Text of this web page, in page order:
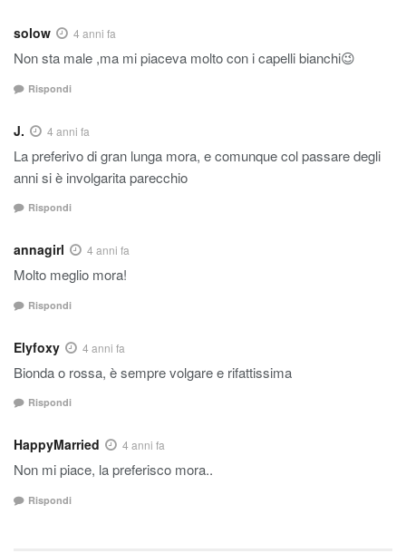
solow 4 anni fa
Non sta male ,ma mi piaceva molto con i capelli bianchi😉
Rispondi
J. 4 anni fa
La preferivo di gran lunga mora, e comunque col passare degli
anni si è involgarita parecchio
Rispondi
annagirl 4 anni fa
Molto meglio mora!
Rispondi
Elyfoxy 4 anni fa
Bionda o rossa, è sempre volgare e rifattissima
Rispondi
HappyMarried 4 anni fa
Non mi piace, la preferisco mora..
Rispondi